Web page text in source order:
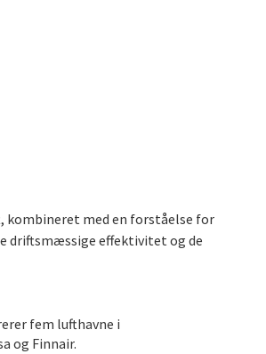
kombineret med en forståelse for
driftsmæssige effektivitet og de
fem lufthavne i
og Finnair.